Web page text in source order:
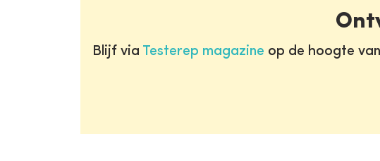
Blijf via Testerep magazine op de hoogte